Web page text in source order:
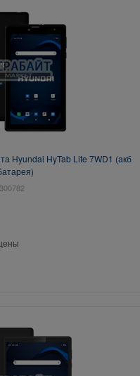
Hyundai HyTab Lite 7WD1 (акб
300782